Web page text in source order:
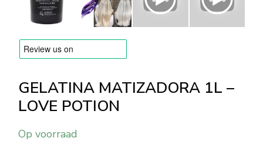
Contacteer ons
GELATINA MATIZADORA 1L –
LOVE POTION
Op voorraad